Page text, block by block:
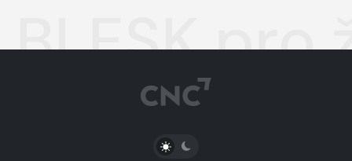
BLESK
PŘEPNOUT SVĚTLÝ/TMAVÝ REŽIM